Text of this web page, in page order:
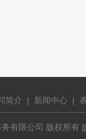
简介 | 新闻中心 |
有限公司 版权所有